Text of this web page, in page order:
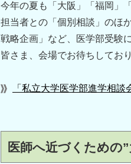
今年の夏も「大阪」「福岡」
担当者との「個別相談」のほ
戦略企画」など、医学部受験
皆さま、会場でお待ちしてお
「私立大学医学部進学相
医師へ近づくための”